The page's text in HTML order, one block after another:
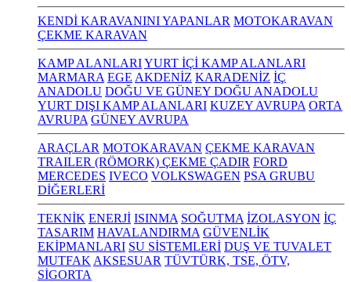
KENDİ KARAVANINI YAPANLAR MOTOKARAVAN
ÇEKME KARAVAN
KAMP ALANLARIYURT İÇİ KAMP ALANLARI
MARMARA EGE AKDENİZ KARADENİZ İÇ
ANADOLU DOĞU VE GÜNEY DOĞU ANADOLU
YURT DIŞI KAMP ALANLARI KUZEY AVRUPA ORTA
AVRUPA GÜNEY AVRUPA
ARAÇLAR MOTOKARAVAN ÇEKME KARAVAN
TRAILER (RÖMORK) ÇEKME ÇADIR FORD
MERCEDES IVECO VOLKSWAGEN PSA GRUBU
DİĞERLERİ
TEKNİK ENERJİ ISINMA SOĞUTMA İZOLASYON İÇ
TASARIM HAVALANDIRMA GÜVENLİK
EKİPMANLARI SU SİSTEMLERİ DUŞ VE TUVALET
MUTFAK AKSESUAR TÜVTÜRK, TSE, ÖTV,
SİGORTA